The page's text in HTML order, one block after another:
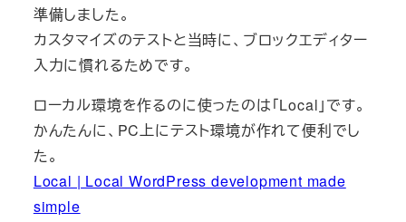
準備しました。
カスタマイズのテストと当時に、ブロックエディター
入力に慣れるためです。
ローカル環境を作るのに使ったのは「Local」です。
かんたんに、PC上にテスト環境が作れて便利でし
た。
Local | Local WordPress development made
simple